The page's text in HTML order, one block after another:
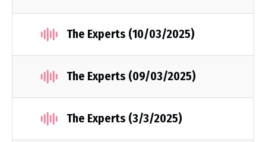
The Experts (10/03/2025)
The Experts (09/03/2025)
The Experts (3/3/2025)